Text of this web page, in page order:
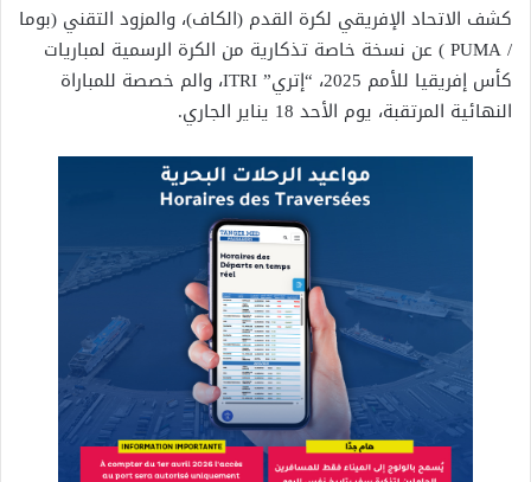
كشف الاتحاد الإفريقي لكرة القدم (الكاف)، والمزود التقني (بوما
/ PUMA ) عن نسخة خاصة تذكارية من الكرة الرسمية لمباريات
كأس إفريقيا للأمم 2025، “إتري” ITRI، والم خصصة للمباراة
النهائية المرتقبة، يوم الأحد 18 يناير الجاري.